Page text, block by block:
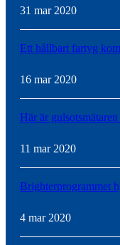
31 mar 2020
Ett hållbart fartyg
16 mar 2020
Här är
11 mar 2020
Brighterprogrammet
4 mar 2020